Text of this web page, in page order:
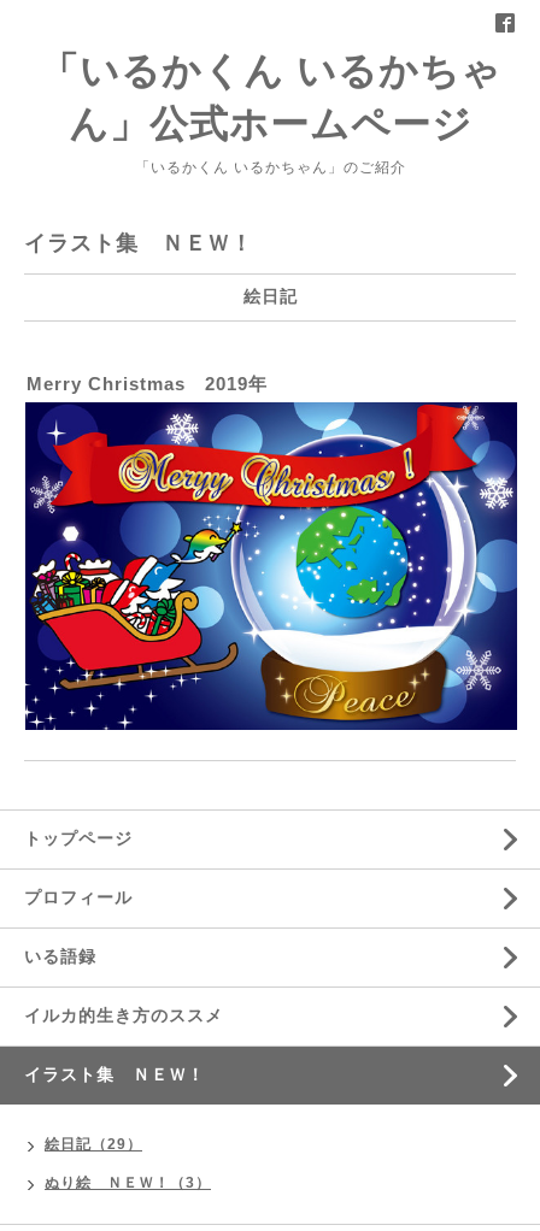
「いるかくん いるかちゃ
ん」公式ホームページ
「いるかくん いるかちゃん」のご紹介
イラスト集 ＮＥＷ！
絵日記
Merry Christmas 2019年
トップページ
プロフィール
いる語録
イルカ的生き方のススメ
イラスト集 ＮＥＷ！
絵日記（29）
ぬり絵 ＮＥＷ！（3）